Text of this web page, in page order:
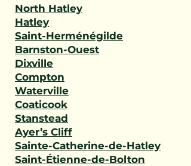
North Hatley
Hatley
Saint-Herménégilde
Barnston-Ouest
Dixville
Compton
Waterville
Coaticook
Stanstead
Ayer’s Cliff
Sainte-Catherine-de-Hatley
Saint-Étienne-de-Bolton